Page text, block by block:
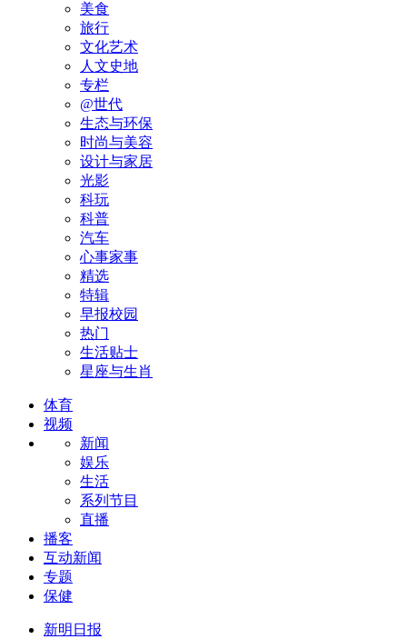
美食
旅行
文化艺术
人文史地
专栏
@世代
生态与环保
时尚与美容
设计与家居
光影
科玩
科普
汽车
心事家事
精选
特辑
早报校园
热门
生活贴士
星座与生肖
体育
视频
新闻
娱乐
生活
系列节目
直播
播客
互动新闻
专题
保健
新明日报